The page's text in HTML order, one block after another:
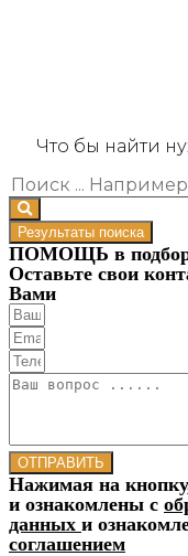
Что бы найти
Результаты поиска
ПОМОЩЬ в
Оставьте свои
Вами
ОТПРАВИТЬ
Нажимая на
и ознакомлены с
данных и
соглашением